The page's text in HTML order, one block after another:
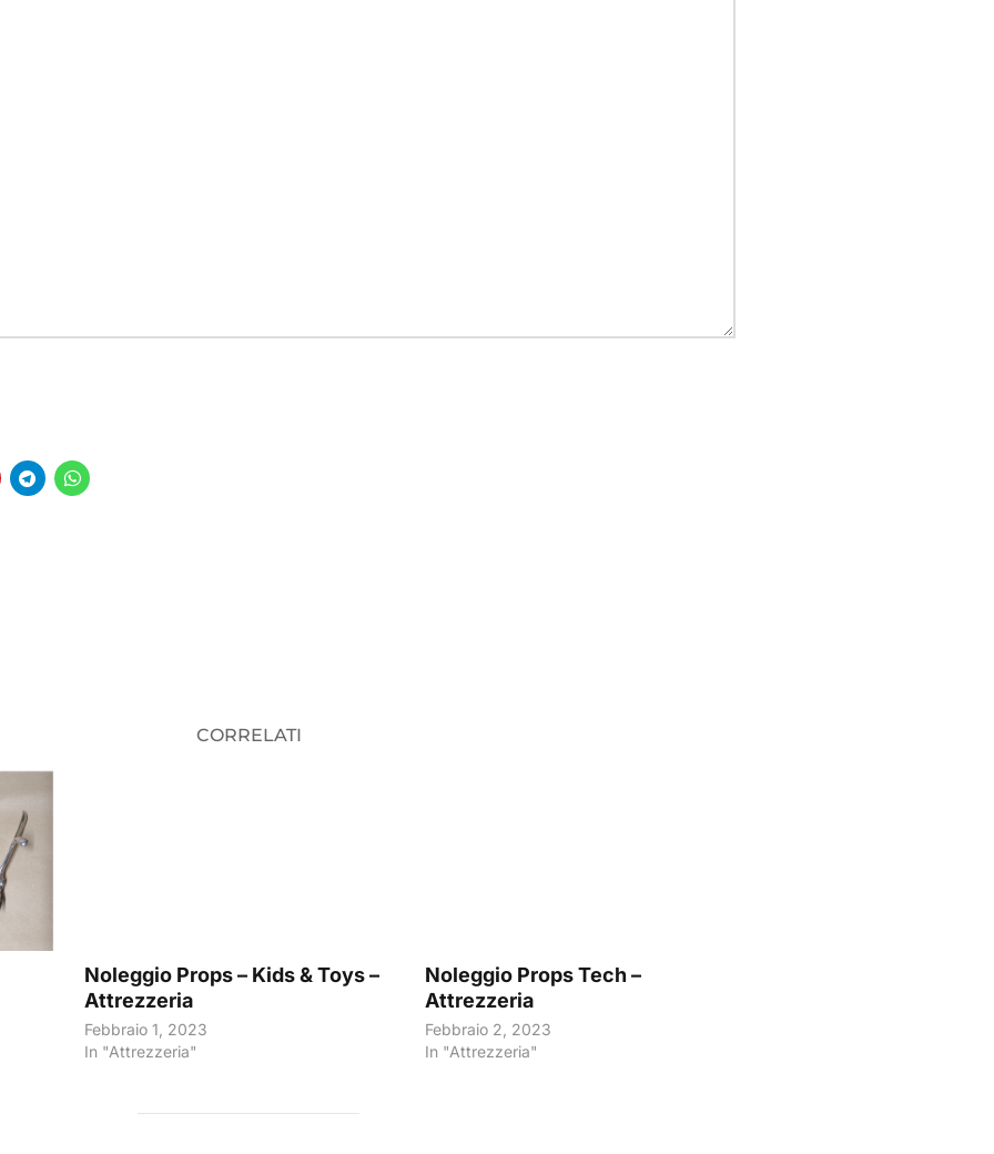
CORRELATI
Noleggio Props – Kids & Toys –
Attrezzeria
Febbraio 1, 2023
In "Attrezzeria"
Noleggio Props Tech –
Attrezzeria
Febbraio 2, 2023
In "Attrezzeria"